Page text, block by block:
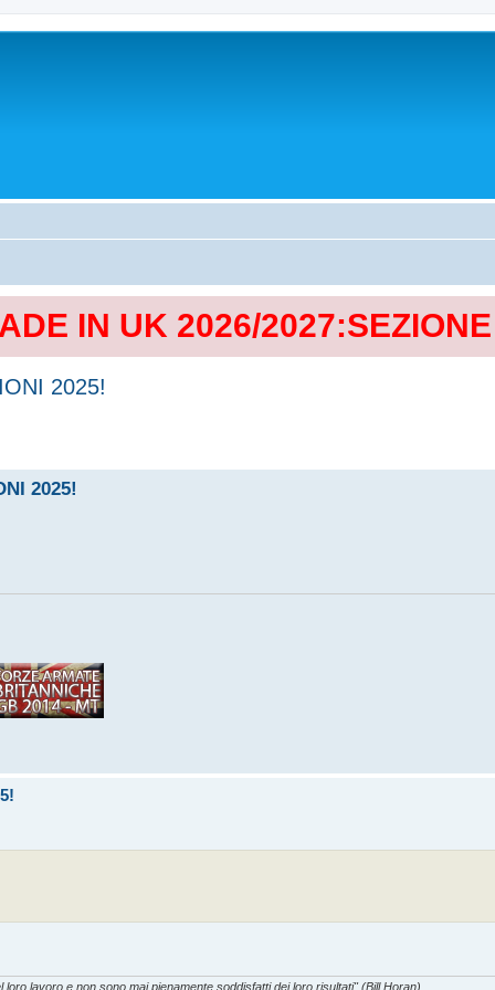
IN UK 2026/
2025!
2025!
lavoro e non sono mai pienamente soddisfatti dei loro risultati" (Bill Horan)